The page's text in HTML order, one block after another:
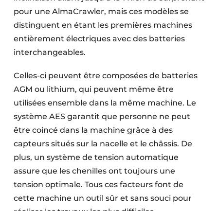
pour une AlmaCrawler, mais ces modèles se
distinguent en étant les premières machines
entièrement électriques avec des batteries
interchangeables.
Celles-ci peuvent être composées de batteries
AGM ou lithium, qui peuvent même être
utilisées ensemble dans la même machine. Le
système AES garantit que personne ne peut
être coincé dans la machine grâce à des
capteurs situés sur la nacelle et le châssis. De
plus, un système de tension automatique
assure que les chenilles ont toujours une
tension optimale. Tous ces facteurs font de
cette machine un outil sûr et sans souci pour